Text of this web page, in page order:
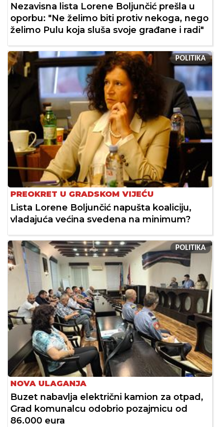
Nezavisna lista Lorene Boljunčić prešla u
oporbu: "Ne želimo biti protiv nekoga, nego
želimo Pulu koja sluša svoje građane i radi"
POLITIKA
PREOKRET U GRADSKOM VIJEĆU
Lista Lorene Boljunčić napušta koaliciju,
vladajuća većina svedena na minimum?
POLITIKA
NOVA ULAGANJA
Buzet nabavlja električni kamion za otpad,
Grad komunalcu odobrio pozajmicu od
86.000 eura